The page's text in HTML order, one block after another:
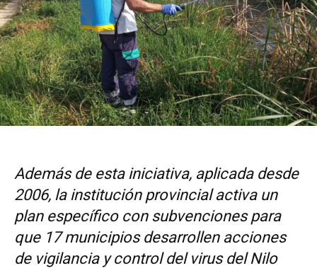
Además de esta iniciativa, aplicada desde
2006, la institución provincial activa un
plan específico con subvenciones para
que 17 municipios desarrollen acciones
de vigilancia y control del virus del Nilo